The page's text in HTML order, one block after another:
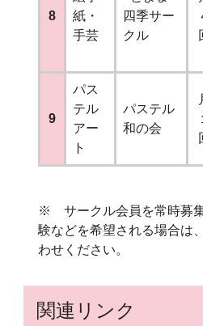
8
紙・
手芸
四季サー
クル
9
パス
テル
アー
ト
パステル
和の会
※ サークル会員を常時募
験などを希望される場合は
わせください。
関連リンク